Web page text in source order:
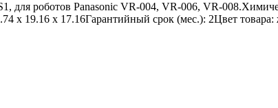
для роботов Panasonic VR-004, VR-006, VR-
x 19.16 x 17.16Гарантийный срок (мес.): 2Цвет